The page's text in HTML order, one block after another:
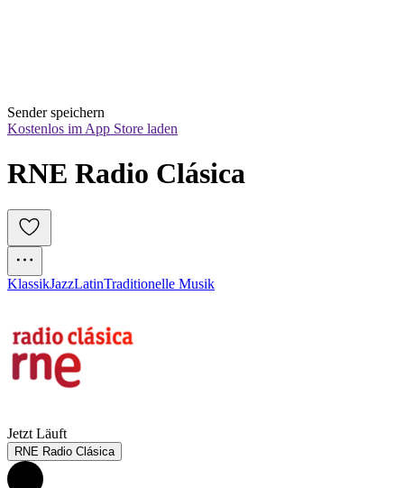
Sender speichern
Kostenlos im App Store laden
RNE Radio Clásica
KlassikJazzLatinTraditionelle Musik
Jetzt Läuft
RNE Radio Clásica